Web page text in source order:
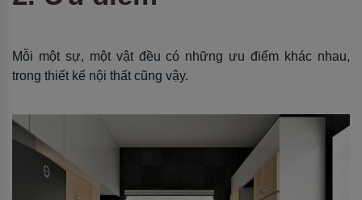
Mỗi một sự, một vật đều có những ưu điểm khác nhau,
trong thiết kế nội thất cũng vậy.